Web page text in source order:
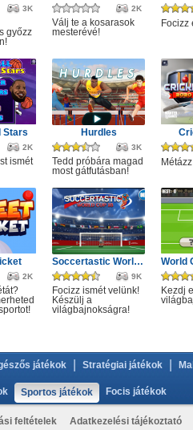
3K
győzz
2K
Válj te a kosarasok
mesterévé!
Focizz
Stars
2K
ismét
Hurdles
3K
Tedd próbára magad
most gátfutásban!
2K
Soccertastic World Cup 18
9K
Focizz ismét velünk!
Készülj a
világbajnokságra!
Kezdj
játékok Stratégiai játékok
Sportos játékok Focis játékok
feltételek Adatkezelési tájékoztató